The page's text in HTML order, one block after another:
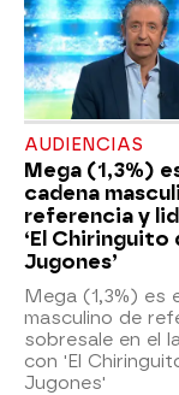
AUDIENCIAS
Mega (1,3%)
cadena
referencia y
‘El Chiringuito
Jugones’
Mega (1,3%) es
masculino de
sobresale en el
con 'El
Jugones'